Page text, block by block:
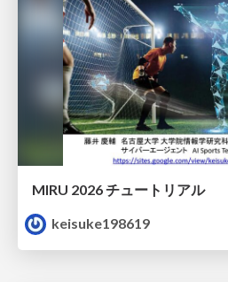
MIRU 2026 チュートリアル
keisuke198619